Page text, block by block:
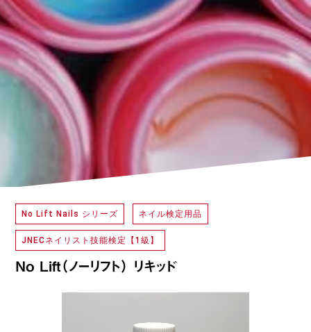
No Lift Nails シリーズ ネイル検定用品
JNECネイリスト技能検定【1級】
No Lift（ノーリフト） リキッド